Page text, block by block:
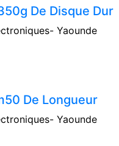
De Disque Dur
Yaounde
De Longueur
Yaounde